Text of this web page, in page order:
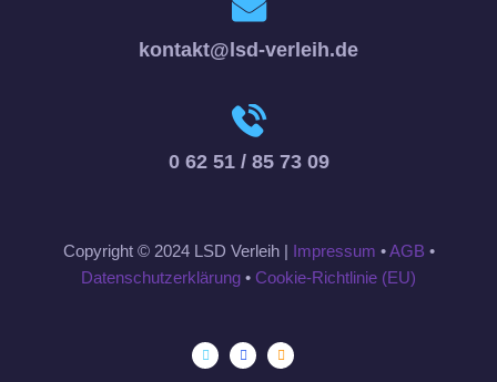
kontakt@lsd-verleih.de
0 62 51 / 85 73 09
Copyright © 2024 LSD Verleih | Impressum •AGB •
Datenschutzerklärung • Cookie-Richtlinie (EU)